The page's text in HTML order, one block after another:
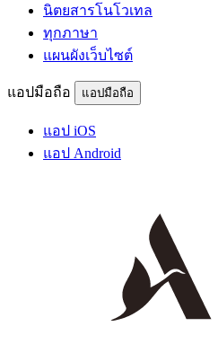
นิตยสารโนโวเทล
ทุกภาษา
แผนผังเว็บไซต์
แอปมือถือ แอปมือถือ
แอป iOS
แอป Android